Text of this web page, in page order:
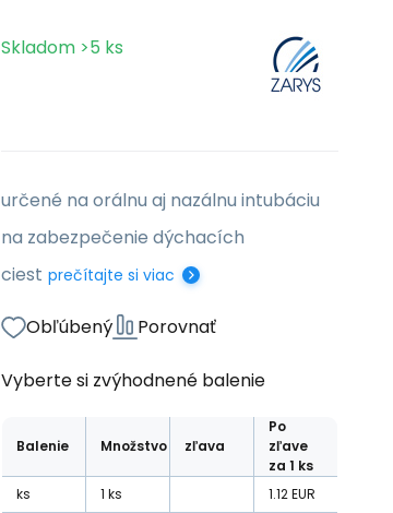
Skladom >5 ks
určené na orálnu aj nazálnu intubáciu
na zabezpečenie dýchacích
ciest prečítajte si viac
Obľúbený Porovnať
Vyberte si zvýhodnené balenie
Balenie Množstvo zľava
Po
zľave
za 1 ks
ks
1 ks 1.12EUR